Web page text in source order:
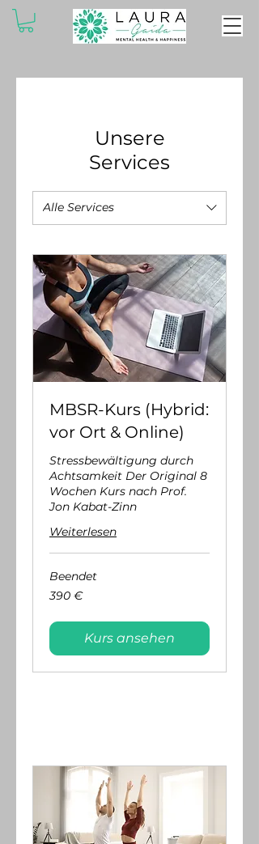
Unsere
Services
Alle Services
MBSR-Kurs (Hybrid:
vor Ort & Online)
Stressbewältigung durch
Achtsamkeit Der Original 8
Wochen Kurs nach Prof.
Jon Kabat-Zinn
Weiterlesen
Beendet
390
Euro
390 €
Kurs ansehen